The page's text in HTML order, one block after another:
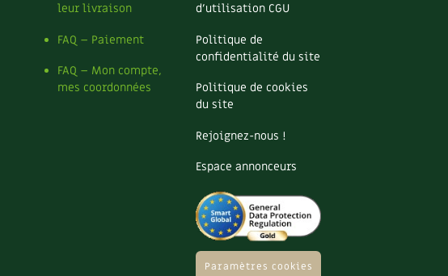
leur livraison
FAQ – Paiement
FAQ – Mon compte,
mes coordonnées
d’utilisation CGU
Politique de
confidentialité du site
Politique de cookies
du site
Rejoignez-nous !
Espace annonceurs
Paramètres cookies